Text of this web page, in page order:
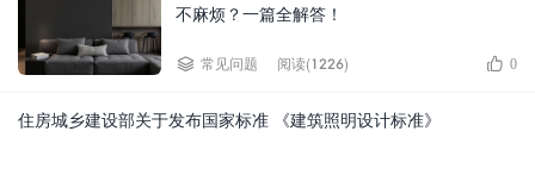
不麻烦？一篇全解答！
 常见问题 阅读(1226)  0
住房城乡建设部关于发布国家标准 《建筑照明设计标准》